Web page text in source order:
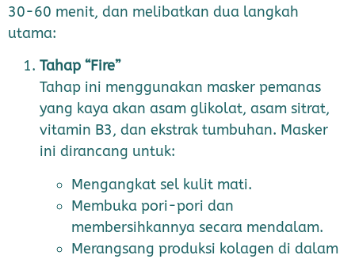
30-60 menit, dan melibatkan dua langkah
utama:
Tahap “Fire”
Tahap ini menggunakan masker pemanas
yang kaya akan asam glikolat, asam sitrat,
vitamin B3, dan ekstrak tumbuhan. Masker
ini dirancang untuk:
Mengangkat sel kulit mati.
Membuka pori-pori dan
membersihkannya secara mendalam.
Merangsang produksi kolagen di dalam